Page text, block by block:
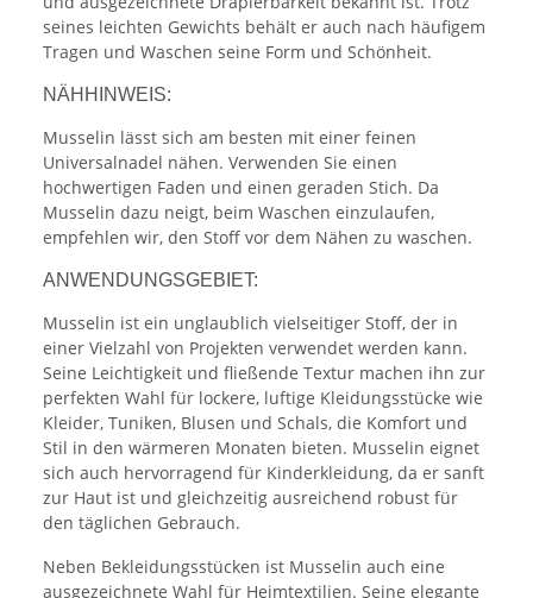
seines leichten Gewichts behält er auch nach häufigem
Tragen und Waschen seine Form und Schönheit.
NÄHHINWEIS:
Musselin lässt sich am besten mit einer feinen
Universalnadel nähen. Verwenden Sie einen
hochwertigen Faden und einen geraden Stich. Da
Musselin dazu neigt, beim Waschen einzulaufen,
empfehlen wir, den Stoff vor dem Nähen zu waschen.
ANWENDUNGSGEBIET:
Musselin ist ein unglaublich vielseitiger Stoff, der in
einer Vielzahl von Projekten verwendet werden kann.
Seine Leichtigkeit und fließende Textur machen ihn zur
perfekten Wahl für lockere, luftige Kleidungsstücke wie
Kleider, Tuniken, Blusen und Schals, die Komfort und
Stil in den wärmeren Monaten bieten. Musselin eignet
sich auch hervorragend für Kinderkleidung, da er sanft
zur Haut ist und gleichzeitig ausreichend robust für
den täglichen Gebrauch.
Neben Bekleidungsstücken ist Musselin auch eine
ausgezeichnete Wahl für Heimtextilien. Seine elegante